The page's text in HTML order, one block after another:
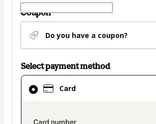
Coupon
Do you have a coupon?
Select payment method
Card
Card
selected